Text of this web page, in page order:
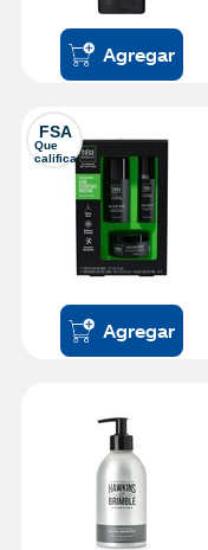
Agregar
FSA
Que
califica
Agregar